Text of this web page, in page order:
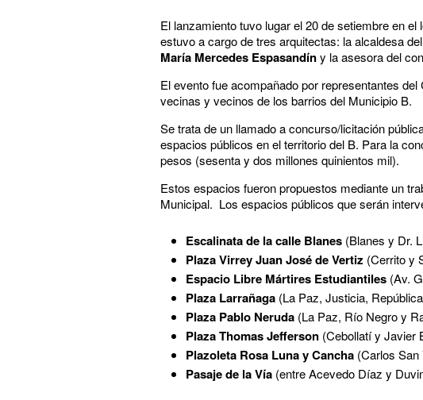
El lanzamiento tuvo lugar el 20 de setiembre en el
estuvo a cargo de tres arquitectas: la alcaldesa
María Mercedes Espasandíny la asesora del
El evento fue acompañado por representantes
vecinas y vecinos de los barrios del Municipio B.
Se trata de un llamado a concurso/licitación
espacios públicos en el territorio del B. Para la
pesos (sesenta y dos millones quinientos mil).
Estos espacios fueron propuestos mediante un
Municipal. Los espacios públicos que serán
Escalinata de la calle Blanes (Blanes y Dr.
Plaza Virrey Juan José de Vertiz (Cerrito y
Espacio Libre Mártires Estudiantiles (Av.
Plaza Larrañaga (La Paz, Justicia,
Plaza Pablo Neruda (La Paz, Río Negro y
PlazaThomasJefferson (Cebollatí y Javier
Plazoleta Rosa LunayCancha (Carlos
Pasajede laVía (entre Acevedo Díaz y